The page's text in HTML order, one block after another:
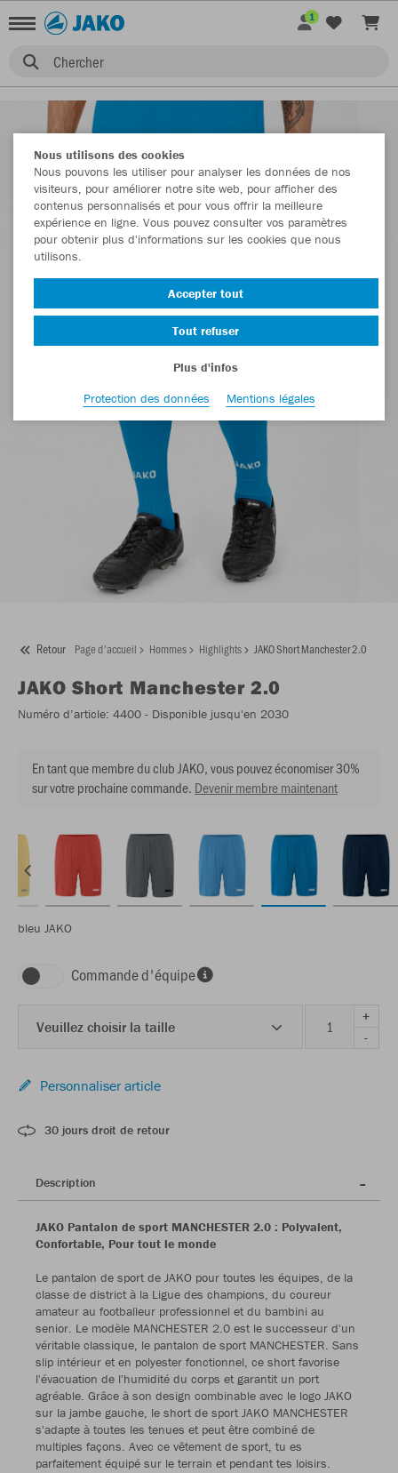
Chercher
1
Retour Page d'accueil Hommes Highlights JAKO Short Manchester 2.0
JAKO Short Manchester 2.0
Numéro d’article: 4400 - Disponible jusqu'en 2030
En tant que membre du club JAKO, vous pouvez économiser 30%
sur votre prochaine commande. Devenir membre maintenant
bleu JAKO
Commande d'équipe
Veuillez choisir la taille
+
-
Personnaliser article
30 jours droit de retour
Description
JAKO Pantalon de sport MANCHESTER 2.0 : Polyvalent,
Confortable, Pour tout le monde
Le pantalon de sport de JAKO pour toutes les équipes, de la
classe de district à la Ligue des champions, du coureur
amateur au footballeur professionnel et du bambini au
senior. Le modèle MANCHESTER 2.0 est le successeur d'un
véritable classique, le pantalon de sport MANCHESTER. Sans
slip intérieur et en polyester fonctionnel, ce short favorise
l'évacuation de l'humidité du corps et garantit un port
agréable. Grâce à son design combinable avec le logo JAKO
sur la jambe gauche, le short de sport JAKO MANCHESTER
s'adapte à toutes les tenues et peut être combiné de
multiples façons. Avec ce vêtement de sport, tu es
parfaitement équipé sur le terrain et pendant tes loisirs.
Nous utilisons des cookies
Nous pouvons les utiliser pour analyser les données de nos
visiteurs, pour améliorer notre site web, pour afficher des
contenus personnalisés et pour vous offrir la meilleure
expérience en ligne. Vous pouvez consulter vos paramètres
pour obtenir plus d'informations sur les cookies que nous
utilisons.
Accepter tout
Tout refuser
Plus d'infos
Protection des données
Mentions légales